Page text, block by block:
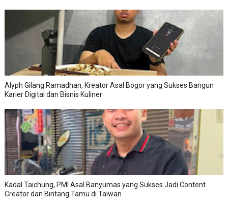
Alyph Gilang Ramadhan, Kreator Asal Bogor yang Sukses Bangun
Karier Digital dan Bisnis Kuliner
Kadal Taichung, PMI Asal Banyumas yang Sukses Jadi Content
Creator dan Bintang Tamu di Taiwan